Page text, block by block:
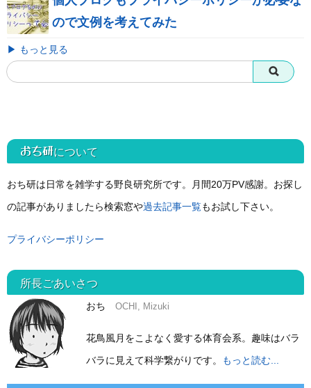
ので文例を考えてみた
▶ もっと見る
おち研について
おち研は日常を雑学する野良研究所です。月間20万PV感謝。お探し
の記事がありましたら検索窓や過去記事一覧もお試し下さい。
プライバシーポリシー
所長ごあいさつ
おち OCHI, Mizuki
花鳥風月をこよなく愛する体育会系。趣味はバラ
バラに見えて科学繋がりです。
もっと読む...